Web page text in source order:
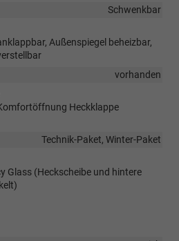
Schwenkbar
Außenspiegel beheizbar,
vorhanden
Heckklappe
Technik-Paket, Winter-Paket
Glass (Heckscheibe und hintere